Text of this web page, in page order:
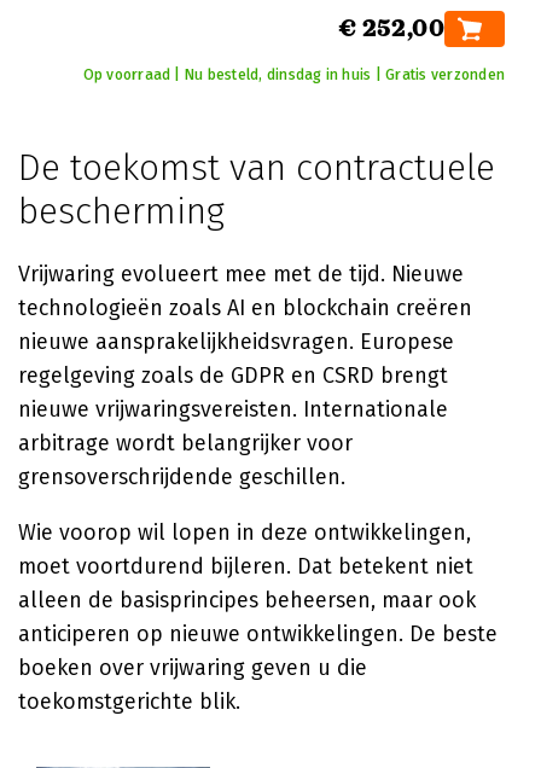
€ 252,00
Op voorraad | Nu besteld, dinsdag in huis | Gratis verzonden
De toekomst van contractuele
bescherming
Vrijwaring evolueert mee met de tijd. Nieuwe
technologieën zoals AI en blockchain creëren
nieuwe aansprakelijkheidsvragen. Europese
regelgeving zoals de GDPR en CSRD brengt
nieuwe vrijwaringsvereisten. Internationale
arbitrage wordt belangrijker voor
grensoverschrijdende geschillen.
Wie voorop wil lopen in deze ontwikkelingen,
moet voortdurend bijleren. Dat betekent niet
alleen de basisprincipes beheersen, maar ook
anticiperen op nieuwe ontwikkelingen. De beste
boeken over vrijwaring geven u die
toekomstgerichte blik.